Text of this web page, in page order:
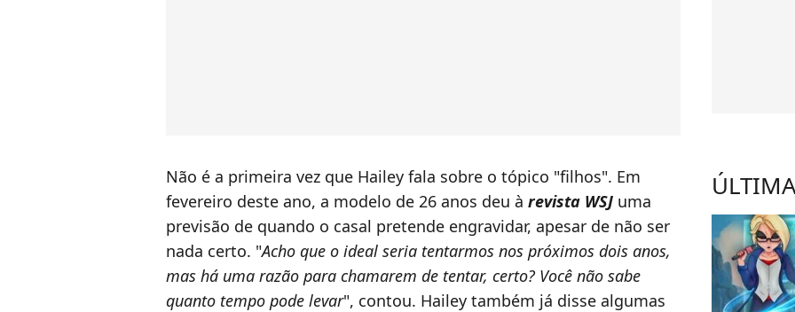
Não é a primeira vez que Hailey fala sobre o tópico "filhos". Em
fevereiro deste ano, a modelo de 26 anos deu à revista WSJ uma
previsão de quando o casal pretende engravidar, apesar de não ser
nada certo. "Acho que o ideal seria tentarmos nos próximos dois anos,
mas há uma razão para chamarem de tentar, certo? Você não sabe
quanto tempo pode levar", contou. Hailey também já disse algumas